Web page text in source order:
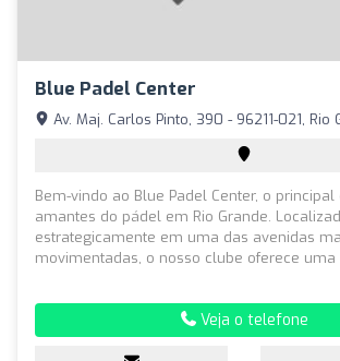
Blue Padel Center
Av. Maj. Carlos Pinto, 390 - 96211-021, Rio
Bem-vindo ao Blue Padel Center, o
amantes do pádel em Rio Grande.
estrategicamente em uma das avenidas
movimentadas, o nosso clube oferece uma
Veja o telefone